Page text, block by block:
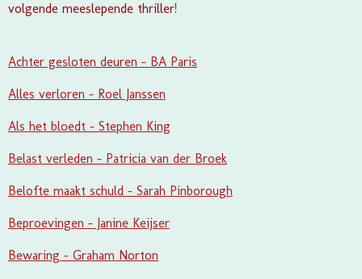
volgende meeslepende thriller!
Achter gesloten deuren - BA Paris
Alles verloren - Roel Janssen
Als het bloedt - Stephen King
Belast verleden - Patricia van der Broek
Belofte maakt schuld - Sarah Pinborough
Beproevingen - Janine Keijser
Bewaring - Graham Norton